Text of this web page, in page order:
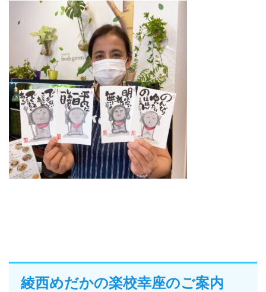
綾西めだかの楽校幸座のご案内